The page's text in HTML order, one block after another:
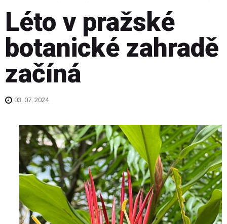
Léto v pražské
botanické zahradě
začíná
03. 07. 2024